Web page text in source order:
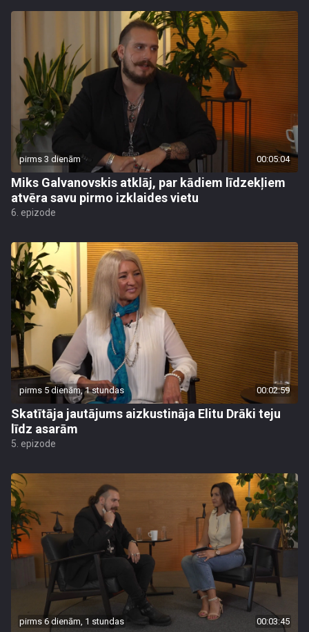
pirms 3 dienām 00:05:04
Miks Galvanovskis atklāj, par kādiem līdzekļiem
atvēra savu pirmo izklaides vietu
6. epizode
pirms 5 dienām, 1 stundas 00:02:59
Skatītāja jautājums aizkustināja Elitu Drāki teju
līdz asarām
5. epizode
pirms 6 dienām, 1 stundas 00:03:45